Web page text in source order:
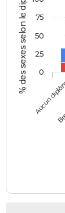
% des sexes selon le diplôme
Aucun
0
25
50
75